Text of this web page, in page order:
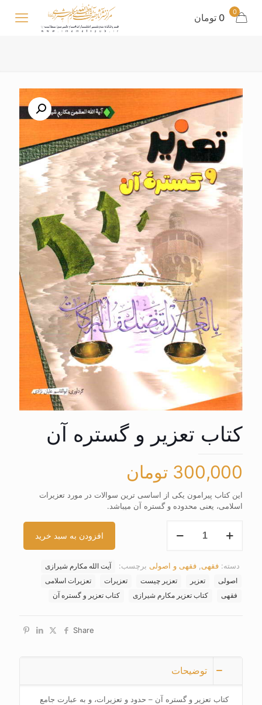
0 0 تومان
کتاب تعزیر و گستره آن
300,000 تومان
این کتاب پیرامون یکی از اساسی ترین سوالات در مورد تعزیرات
اسلامی، یعنی محدوده و گستره آن میباشد.
تعزیر
آن
عدد
افزودن به سبد خرید
دسته: فقهی فقهی و اصولی برچسب:
آیت الله مکارم شیرازی
اصولی
تعزیر تعزیر چیست تعزیرات
تعزیرات اسلامی
فقهی
کتاب تعزیر مکارم شیرازی کتاب تعزیر و گستره آن
Share
توضیحات
کتاب تعزیر و گستره آن – حدود و تعزیرات، و به عبارت جامع